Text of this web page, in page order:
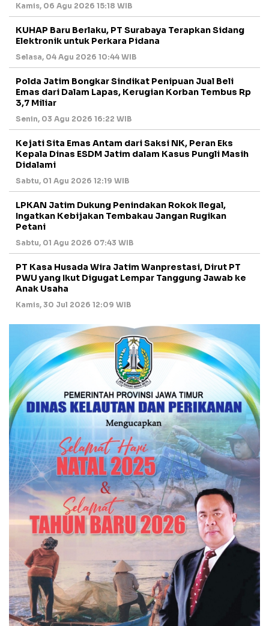
Kamis, 06 Agu 2026 15:18 WIB
KUHAP Baru Berlaku, PT Surabaya Terapkan Sidang
Elektronik untuk Perkara Pidana
Selasa, 04 Agu 2026 10:44 WIB
Polda Jatim Bongkar Sindikat Penipuan Jual Beli
Emas dari Dalam Lapas, Kerugian Korban Tembus Rp
3,7 Miliar
Senin, 03 Agu 2026 16:22 WIB
Kejati Sita Emas Antam dari Saksi NK, Peran Eks
Kepala Dinas ESDM Jatim dalam Kasus Pungli Masih
Didalami
Sabtu, 01 Agu 2026 12:19 WIB
LPKAN Jatim Dukung Penindakan Rokok Ilegal,
Ingatkan Kebijakan Tembakau Jangan Rugikan
Petani
Sabtu, 01 Agu 2026 07:43 WIB
PT Kasa Husada Wira Jatim Wanprestasi, Dirut PT
PWU yang Ikut Digugat Lempar Tanggung Jawab ke
Anak Usaha
Kamis, 30 Jul 2026 12:09 WIB